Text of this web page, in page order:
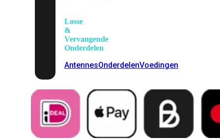
Losse
&
Vervangende
Onderdelen
AntennesOnderdelenVoedingen